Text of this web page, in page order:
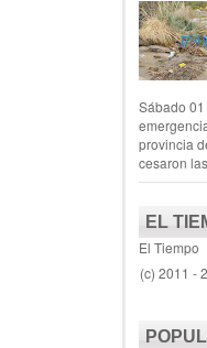
Sábado
provincia
cesaron
EL
El Tiempo
(c) 2011 -